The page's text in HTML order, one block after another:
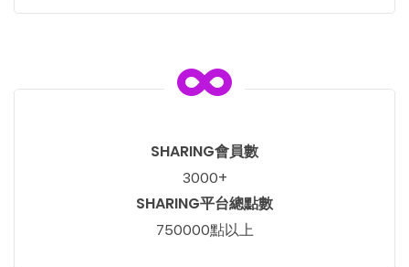
SHARING會員數
3000+
SHARING平台總點數
750000點以上